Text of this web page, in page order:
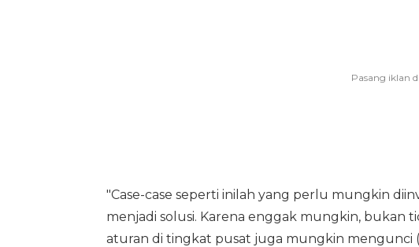
"Case-case seperti inilah yang perlu mungkin
menjadi solusi. Karena enggak mungkin, bukan
aturan di tingkat pusat juga mungkin mengunci